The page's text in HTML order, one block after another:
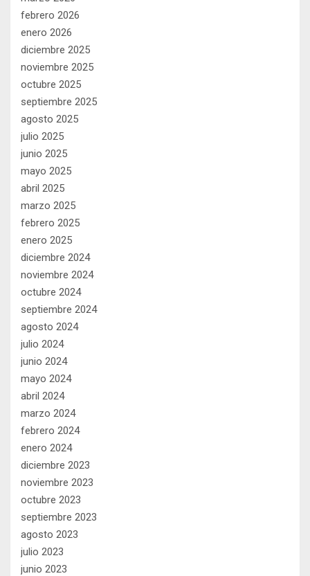
febrero 2026
enero 2026
diciembre 2025
noviembre 2025
octubre 2025
septiembre 2025
agosto 2025
julio 2025
junio 2025
mayo 2025
abril 2025
marzo 2025
febrero 2025
enero 2025
diciembre 2024
noviembre 2024
octubre 2024
septiembre 2024
agosto 2024
julio 2024
junio 2024
mayo 2024
abril 2024
marzo 2024
febrero 2024
enero 2024
diciembre 2023
noviembre 2023
octubre 2023
septiembre 2023
agosto 2023
julio 2023
junio 2023